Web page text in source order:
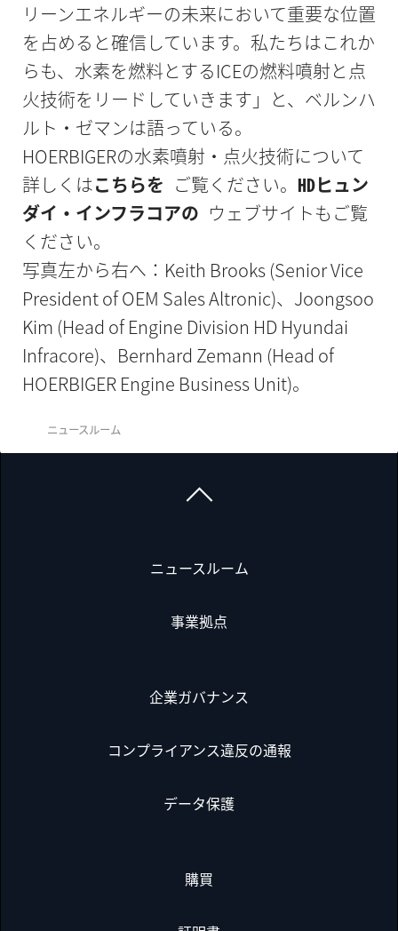
リーンエネルギーの未来において重要な位置
を占めると確信しています。私たちはこれか
らも、水素を燃料とするICEの燃料噴射と点
火技術をリードしていきます」と、ベルンハ
ルト・ゼマンは語っている。
HOERBIGERの水素噴射・点火技術について
詳しくはこちらを ご覧ください。 HDヒュン
ダイ・インフラコアの ウェブサイトもご覧
ください。
写真左から右へ：Keith Brooks (Senior Vice
President of OEM Sales Altronic)、Joongsoo
Kim (Head of Engine Division HD Hyundai
Infracore)、Bernhard Zemann (Head of
HOERBIGER Engine Business Unit)。
ニュースルーム
ニュースルーム
事業拠点
企業ガバナンス
コンプライアンス違反の通報
データ保護
購買